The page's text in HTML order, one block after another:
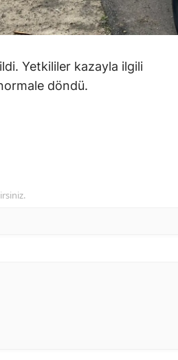
Yetkililer kazayla ilgili
döndü.